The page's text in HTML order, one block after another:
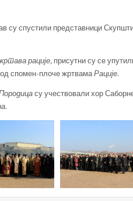
су спустили представници
рације, присутни су се
спомен-плоче жртвамаРације.
су учествовали хор
.